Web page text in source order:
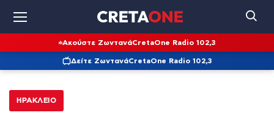
Ακούστε ΖωντανάCretaOne Radio 102,3
Δείτε ΖωντανάCretaOne Radio 102,3
ΗΡΆΚΛΕΙΟ